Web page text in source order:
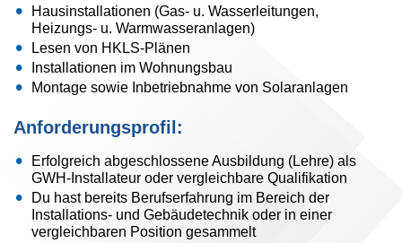
Hausinstallationen (Gas- u. Wasserleitungen,
Heizungs- u. Warmwasseranlagen)
Lesen von HKLS-Plänen
Installationen im Wohnungsbau
Montage sowie Inbetriebnahme von Solaranlagen
Anforderungsprofil:
Erfolgreich abgeschlossene Ausbildung (Lehre) als
GWH-Installateur oder vergleichbare Qualifikation
Du hast bereits Berufserfahrung im Bereich der
Installations- und Gebäudetechnik oder in einer
vergleichbaren Position gesammelt